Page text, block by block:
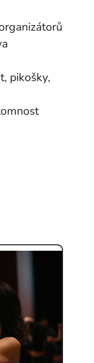
pikošky,